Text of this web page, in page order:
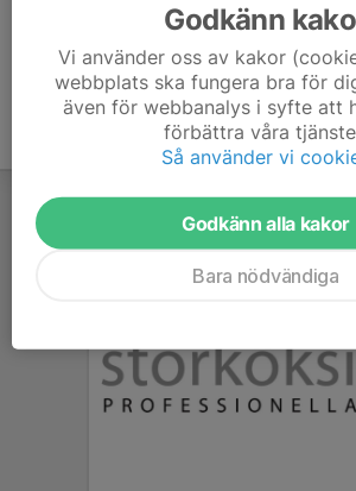
Godkänn
Vi använder oss av kakor
webbplats ska fungera bra för
även för webbanalys i syfte att
förbättra våra
Så använder vi
Godkänn alla kakor
Bara nödvändiga